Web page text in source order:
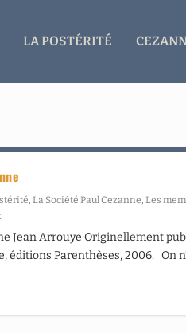
LA POSTÉRITÉ
,La Société Paul Cezanne,Les
Jean Arrouye Originellement
éditions Parenthèses, 2006. On